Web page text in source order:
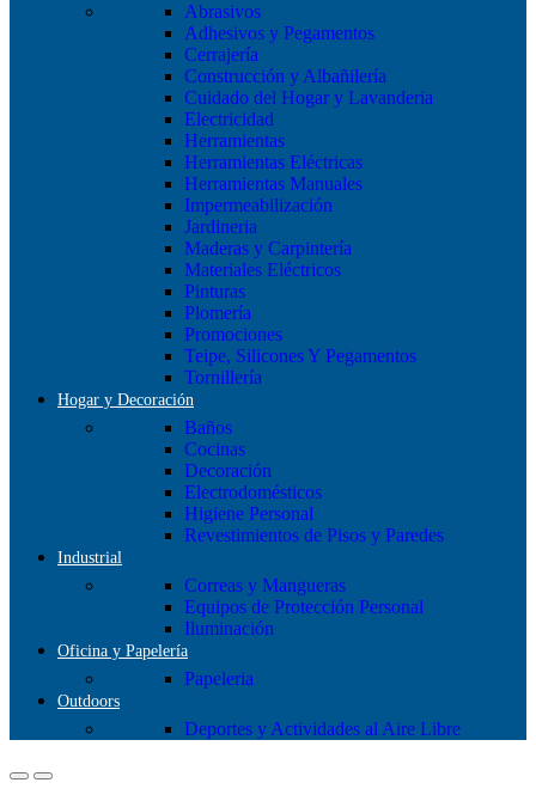
Abrasivos
Adhesivos y Pegamentos
Cerrajería
Construcción y Albañilería
Cuidado del Hogar y Lavanderia
Electricidad
Herramientas
Herramientas Eléctricas
Herramientas Manuales
Impermeabilización
Jardineria
Maderas y Carpintería
Materiales Eléctricos
Pinturas
Plomería
Promociones
Teipe, Silicones Y Pegamentos
Tornillería
Hogar y Decoración
Baños
Cocinas
Decoración
Electrodomésticos
Higiene Personal
Revestimientos de Pisos y Paredes
Industrial
Correas y Mangueras
Equipos de Protección Personal
Iluminación
Oficina y Papelería
Papeleria
Outdoors
Deportes y Actividades al Aire Libre